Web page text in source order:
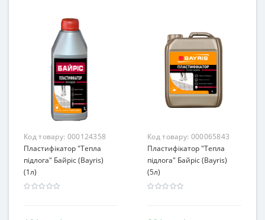
Код товару: 000124358
Пластифікатор "Тепла
підлога" Байріс (Bayris)
(1л)
Код товару: 000065843
Пластифікатор "Тепла
підлога" Байріс (Bayris)
(5л)